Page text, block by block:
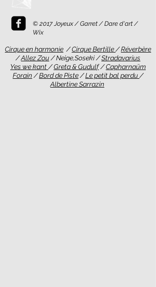
© 2017 Joyeux / Garret / Dare d'art /
Wix
Cirque en harmonie /Cirque Bertille/Réverbère
/Allez Zou/ Neige,Soseki /Stradavarius
Yes we kant/Greta & Gudulf/Capharnaüm
Forain /Bord de Piste/Le petit bal perdu/
Albertine Sarrazin